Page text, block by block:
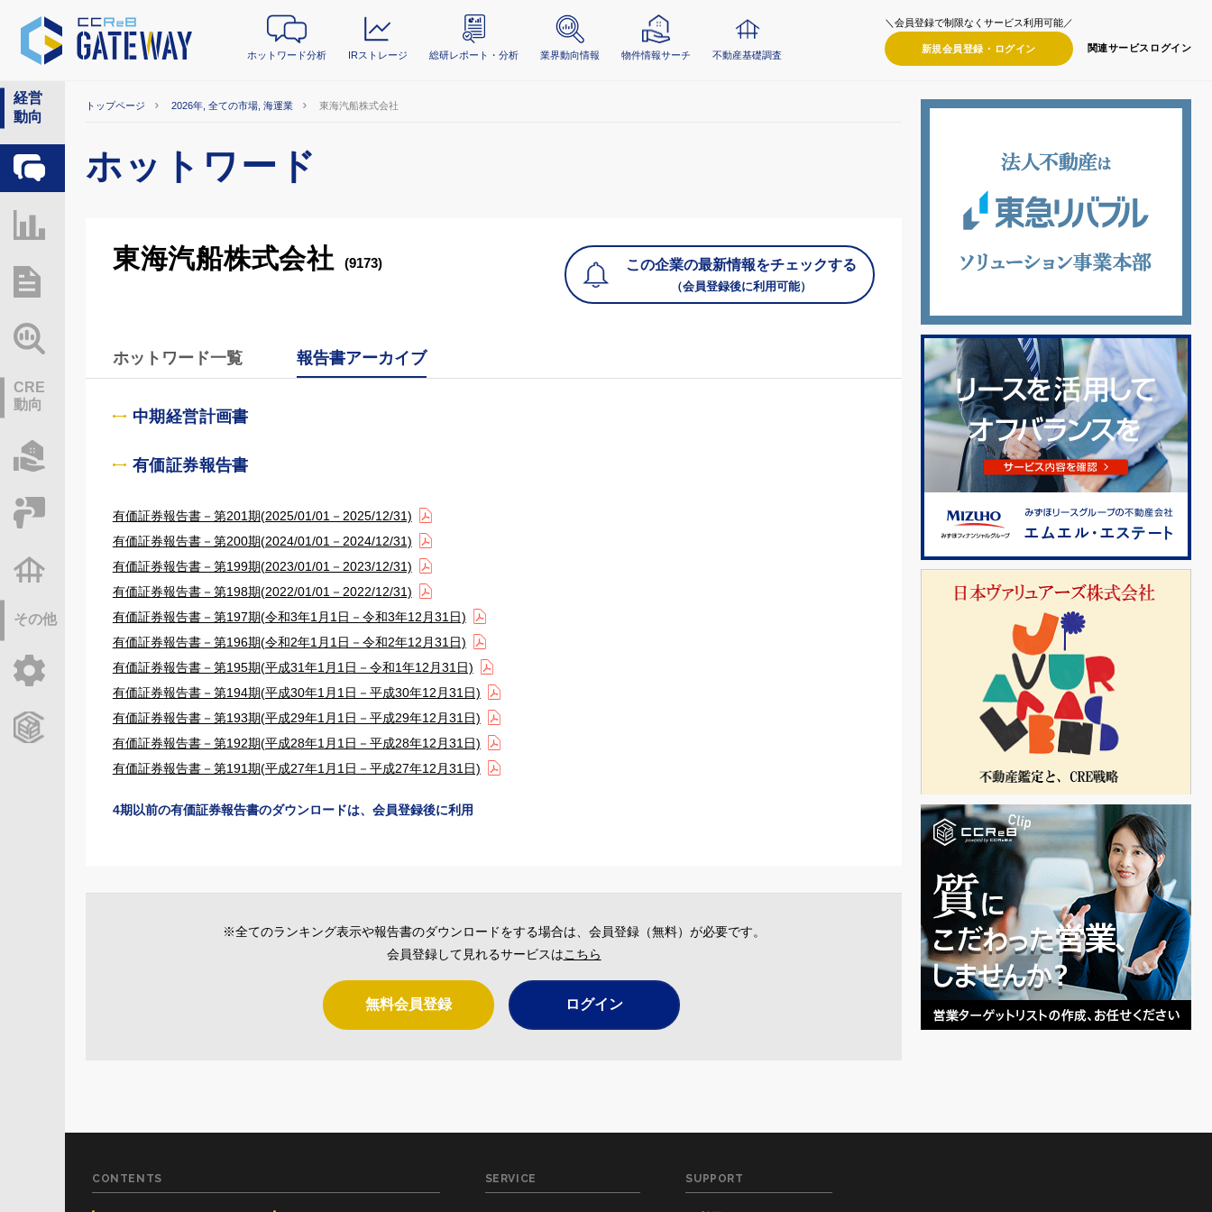
ホットワード分析 IRストレージ 総研レポート・分析 業界動向情報 物件情報サーチ 不動産基礎調査
＼会員登録で制限なくサービス利用可能／
新規会員登録・ ログイン 関連サービス ログイン
経営
動向
ホットワード分析
CRE
動向
物件情報サーチ
セミナー・研修
不動産基礎調査
その他
ご利用ガイド
CCReBサービスのご案内
トップページ 2026年, 全ての市場, 海運業 東海汽船株式会社
ホットワード
東海汽船株式会社 (9173) この企業の最新情報をチェックする
（会員登録後に利用可能）
ホットワード一覧 報告書アーカイブ
中期経営計画書
有価証券報告書
有価証券報告書－第201期(2025/01/01－2025/12/31)
有価証券報告書－第200期(2024/01/01－2024/12/31)
有価証券報告書－第199期(2023/01/01－2023/12/31)
有価証券報告書－第198期(2022/01/01－2022/12/31)
有価証券報告書－第197期(令和3年1月1日－令和3年12月31日)
有価証券報告書－第196期(令和2年1月1日－令和2年12月31日)
有価証券報告書－第195期(平成31年1月1日－令和1年12月31日)
有価証券報告書－第194期(平成30年1月1日－平成30年12月31日)
有価証券報告書－第193期(平成29年1月1日－平成29年12月31日)
有価証券報告書－第192期(平成28年1月1日－平成28年12月31日)
有価証券報告書－第191期(平成27年1月1日－平成27年12月31日)
4期以前の有価証券報告書のダウンロードは、会員登録後に利用
※全てのランキング表示や報告書のダウンロードをする場合は、会員登録（無料）が必要です。
会員登録して見れるサービスはこちら
無料会員登録 ログイン
CONTENTS SERVICE SUPPORT